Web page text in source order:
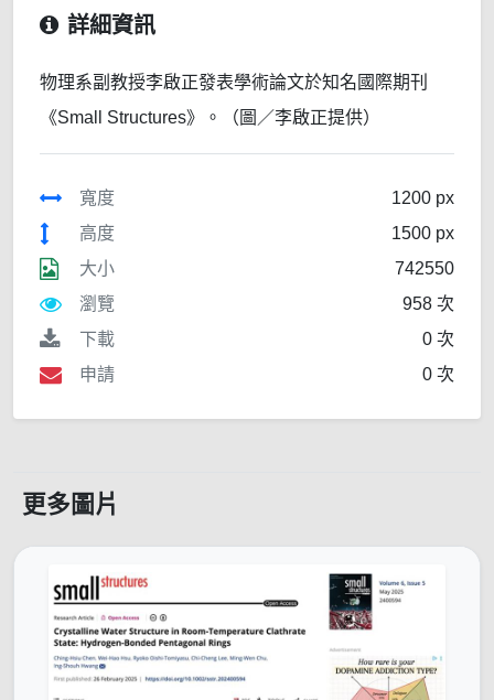
詳細資訊
物理系副教授李啟正發表學術論文於知名國際期刊
《Small Structures》。（圖／李啟正提供）
寬度
1200 px
高度
1500 px
大小
742550
瀏覽
958 次
下載
0 次
申請
0 次
更多圖片